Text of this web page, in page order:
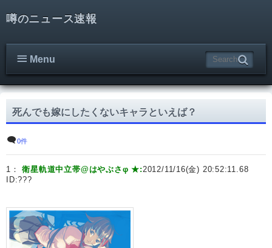
噂のニュース速報
Menu
死んでも嫁にしたくないキャラといえば？
0件
1：衛星軌道中立帯@はやぶさφ ★:2012/11/16(金) 20:52:11.68
ID:???